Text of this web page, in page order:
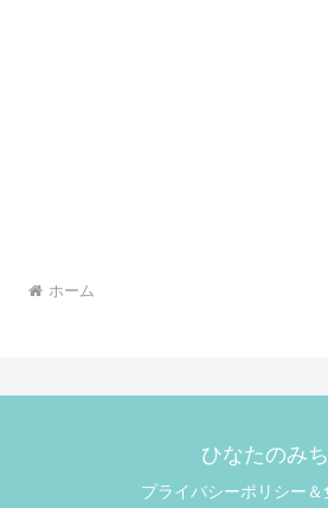
ホーム
ひなたのみち
プライバシーポリシー＆